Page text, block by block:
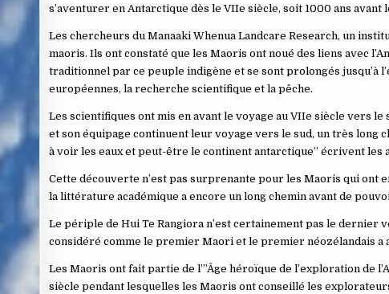
s’aventurer en Antarctique dès le VIIe siècle, soit 1000 ans avant
Les chercheurs du Manaaki Whenua Landcare Research, un
maoris. Ils ont constaté que les Maoris ont noué des liens avec
traditionnel par ce peuple indigène et se sont prolongés jusqu’à
européennes, la recherche scientifique et la pêche.
Les scientifiques ont mis en avant le voyage au VIIe siècle vers
et son équipage continuent leur voyage vers le sud, un très long
à voir les eaux et peut-être le continent antarctique” écrivent les
Cette découverte n’est pas surprenante pour les Maoris qui ont
la littérature académique a encore un long chemin avant de
Le périple de Hui Te Rangiora n’est certainement pas le dernier
considéré comme le premier Maori et le premier néozélandais a
Les Maoris ont fait partie de l’”Âge héroïque de l’exploration de
siècle pendant lesquelles les Maoris ont conseillé les